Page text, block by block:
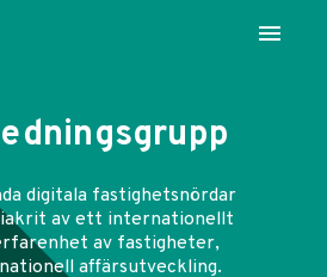
digitala fastighetsnördar
av ett internationellt
av fastigheter,
affärsutveckling.